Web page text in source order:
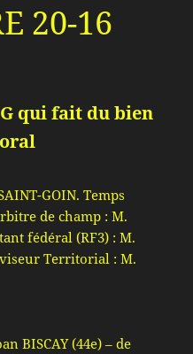
20-16
qui fait du bien
GOIN. Temps
de champ : M.
fédéral (RF3) : M.
Territorial : M.
BISCAY (44e) – de